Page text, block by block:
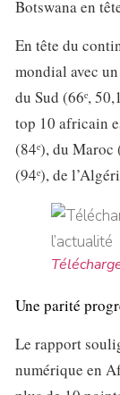
En tête du
mondial avec
du Sud (66ᵉ,
top 10 africain
(84ᵉ), du Maroc
(94ᵉ), de
Une parité
Le rapport
numérique en